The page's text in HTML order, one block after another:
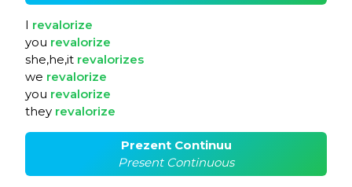
I revalorize
you revalorize
she,he,it revalorizes
we revalorize
you revalorize
they revalorize
Prezent Continuu
Present Continuous